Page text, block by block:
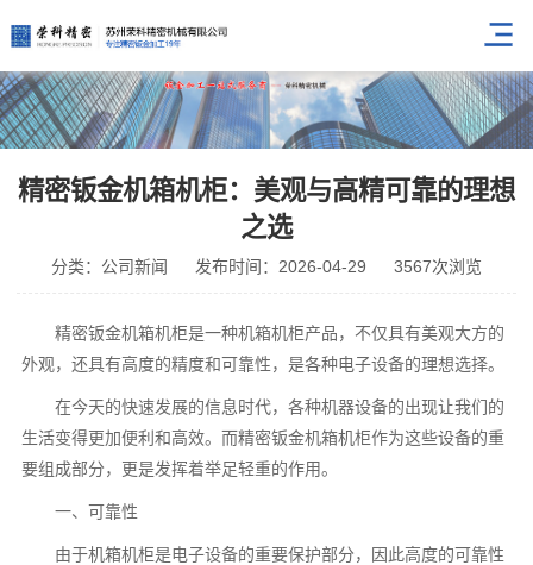
精密钣金机箱机柜：美观与高精可靠的理想
之选
分类：公司新闻 发布时间：2026-04-29 3567次浏览
精密钣金机箱机柜是一种机箱机柜产品，不仅具有美观大方的
外观，还具有高度的精度和可靠性，是各种电子设备的理想选择。
在今天的快速发展的信息时代，各种机器设备的出现让我们的
生活变得更加便利和高效。而精密钣金机箱机柜作为这些设备的重
要组成部分，更是发挥着举足轻重的作用。
一、可靠性
由于机箱机柜是电子设备的重要保护部分，因此高度的可靠性